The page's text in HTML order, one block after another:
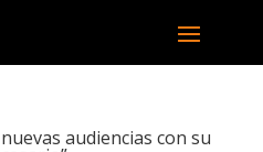
audiencias con su